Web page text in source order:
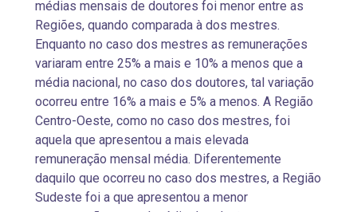
médias mensais de doutores foi menor entre as
Regiões, quando comparada à dos mestres.
Enquanto no caso dos mestres as remunerações
variaram entre 25% a mais e 10% a menos que a
média nacional, no caso dos doutores, tal variação
ocorreu entre 16% a mais e 5% a menos. A Região
Centro-Oeste, como no caso dos mestres, foi
aquela que apresentou a mais elevada
remuneração mensal média. Diferentemente
daquilo que ocorreu no caso dos mestres, a Região
Sudeste foi a que apresentou a menor